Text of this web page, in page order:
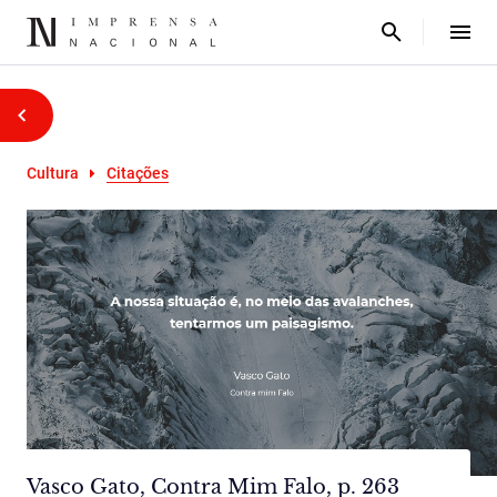
Cultura Citações
Vasco Gato, Contra Mim Falo, p. 263